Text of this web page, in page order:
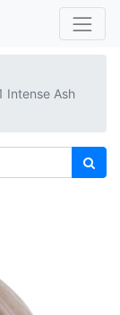
Intense Ash